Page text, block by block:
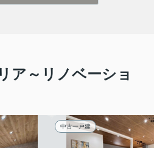
ア～リノベーショ
中古一戸建